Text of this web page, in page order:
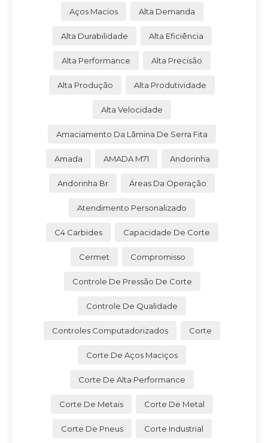
Aços Macios Alta Demanda
Alta Durabilidade Alta Eficiência
Alta Performance Alta Precisão
Alta Produção Alta Produtividade
Alta Velocidade
Amaciamento Da Lâmina De Serra Fita
Amada AMADA M71 Andorinha
Andorinha Br Áreas Da Operação
Atendimento Personalizado
C4 Carbides Capacidade De Corte
Cermet Compromisso
Controle De Pressão De Corte
Controle De Qualidade
Controles Computadorizados Corte
Corte De Aços Maciços
Corte De Alta Performance
Corte De Metais Corte De Metal
Corte De Pneus Corte Industrial